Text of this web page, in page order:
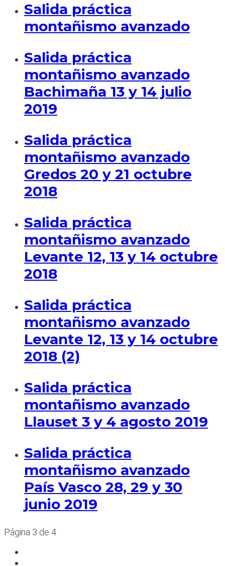
Salida práctica
montañismo avanzado
Salida práctica
montañismo avanzado
Bachimaña 13 y 14 julio
2019
Salida práctica
montañismo avanzado
Gredos 20 y 21 octubre
2018
Salida práctica
montañismo avanzado
Levante 12, 13 y 14 octubre
2018
Salida práctica
montañismo avanzado
Levante 12, 13 y 14 octubre
2018 (2)
Salida práctica
montañismo avanzado
Llauset 3 y 4 agosto 2019
Salida práctica
montañismo avanzado
País Vasco 28, 29 y 30
junio 2019
Página 3 de 4